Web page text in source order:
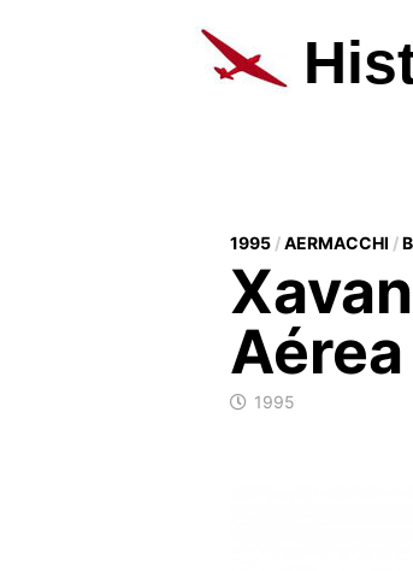
al
contenido
1995/AERMACCHI /
1995